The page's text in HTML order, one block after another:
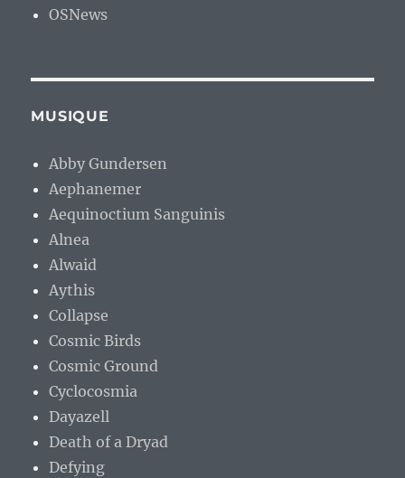
OSNews
MUSIQUE
Abby Gundersen
Aephanemer
Aequinoctium Sanguinis
Alnea
Alwaid
Aythis
Collapse
Cosmic Birds
Cosmic Ground
Cyclocosmia
Dayazell
Death of a Dryad
Defying